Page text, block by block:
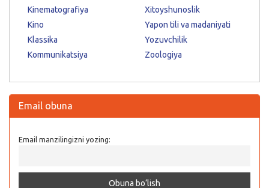
Kinematografiya
Kino
Klassika
Kommunikatsiya
Xitoyshunoslik
Yapon tili va madaniyati
Yozuvchilik
Zoologiya
Email obuna
Email manzilingizni yozing: